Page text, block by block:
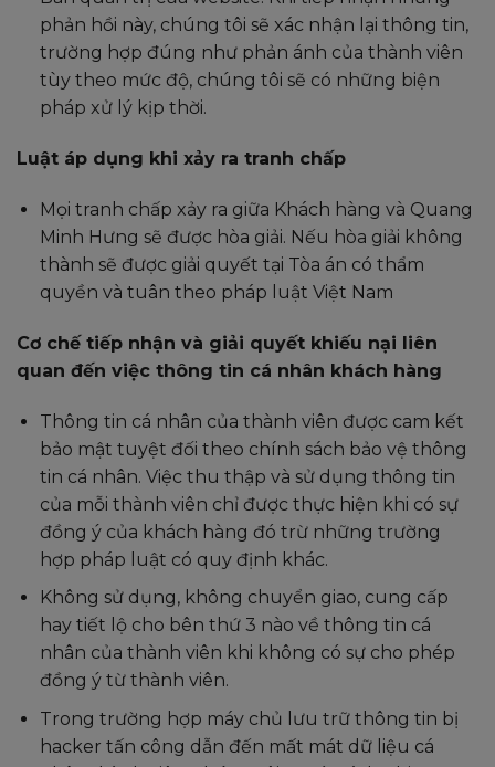
phản hồi này, chúng tôi sẽ xác nhận lại thông tin,
trường hợp đúng như phản ánh của thành viên
tùy theo mức độ, chúng tôi sẽ có những biện
pháp xử lý kịp thời.
Luật áp dụng khi xảy ra tranh chấp
Mọi tranh chấp xảy ra giữa Khách hàng và Quang
Minh Hưng sẽ được hòa giải. Nếu hòa giải không
thành sẽ được giải quyết tại Tòa án có thẩm
quyền và tuân theo pháp luật Việt Nam
Cơ chế tiếp nhận và giải quyết khiếu nại liên
quan đến việc thông tin cá nhân khách hàng
Thông tin cá nhân của thành viên được cam kết
bảo mật tuyệt đối theo chính sách bảo vệ thông
tin cá nhân. Việc thu thập và sử dụng thông tin
của mỗi thành viên chỉ được thực hiện khi có sự
đồng ý của khách hàng đó trừ những trường
hợp pháp luật có quy định khác.
Không sử dụng, không chuyển giao, cung cấp
hay tiết lộ cho bên thứ 3 nào về thông tin cá
nhân của thành viên khi không có sự cho phép
đồng ý từ thành viên.
Trong trường hợp máy chủ lưu trữ thông tin bị
hacker tấn công dẫn đến mất mát dữ liệu cá